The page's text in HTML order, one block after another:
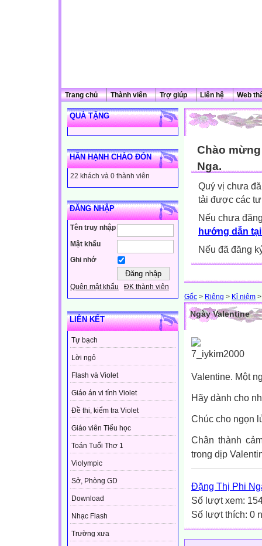
Trang chủ Thành viên Trợ giúp Liên hệ Web
QUÀ TẶNG
HÂN HẠNH CHÀO ĐÓN
22 khách và 0 thành viên
ĐĂNG NHẬP
Tên truy nhập
Mật khẩu
Ghi nhớ
Quên mật khẩu ĐK thành viên
LIÊN KẾT
Tự bạch
Lời ngỏ
Flash và Violet
Giáo án vi tính Violet
Đề thi, kiểm tra Violet
Giáo viên Tiểu học
Toán Tuổi Thơ 1
Violympic
Sở, Phòng GD
Download
Nhạc Flash
Trường xưa
Chào
Nga.
Quý vị chưa
tải được các
Nếu chưa
hướng dẫn
Nếu đã đăng
Gốc > Riêng > Kỉ niệm >
Ngày Valentine
Valentine. Một
Hãy dành cho
Chúc cho ngọn
Chân thành
trong dịp
Đặng Thị Phi
Số lượt xem:
Số lượt thích: 0